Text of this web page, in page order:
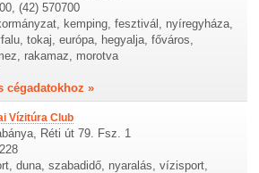
(42) 570700
kemping, fesztivál, nyíregyháza,
tokaj, európa, hegyalja, főváros,
rakamaz, morotva
cégadatokhoz »
Vízitúra Club
Réti út 79. Fsz. 1
duna, szabadidő, nyaralás, vízisport,